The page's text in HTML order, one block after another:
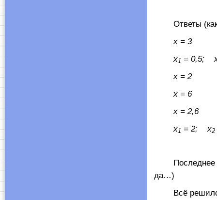
Ответы (как
x= 3
x1 = 0,5;
x= 2
х = 6
x= 2,6
x1 = 2; x2
Последнее
да…)
Всё